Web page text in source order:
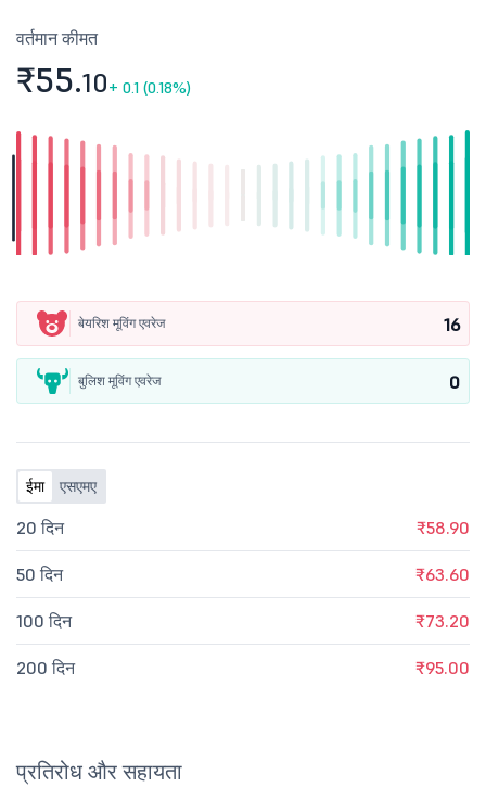
वर्तमान कीमत
₹55.10+ 0.1 (0.18%)
बेयरिश मूविंग एवरेज 16
बुलिश मूविंग एवरेज 0
ईमा एसएमए
20 दिन ₹58.90
50 दिन ₹63.60
100 दिन ₹73.20
200 दिन ₹95.00
प्रतिरोध और सहायता